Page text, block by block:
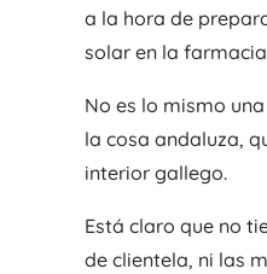
a la hora de
solar en la
No es lo mismo
la cosa andaluza,
interior gallego.
Está claro que no
de clientela, ni las